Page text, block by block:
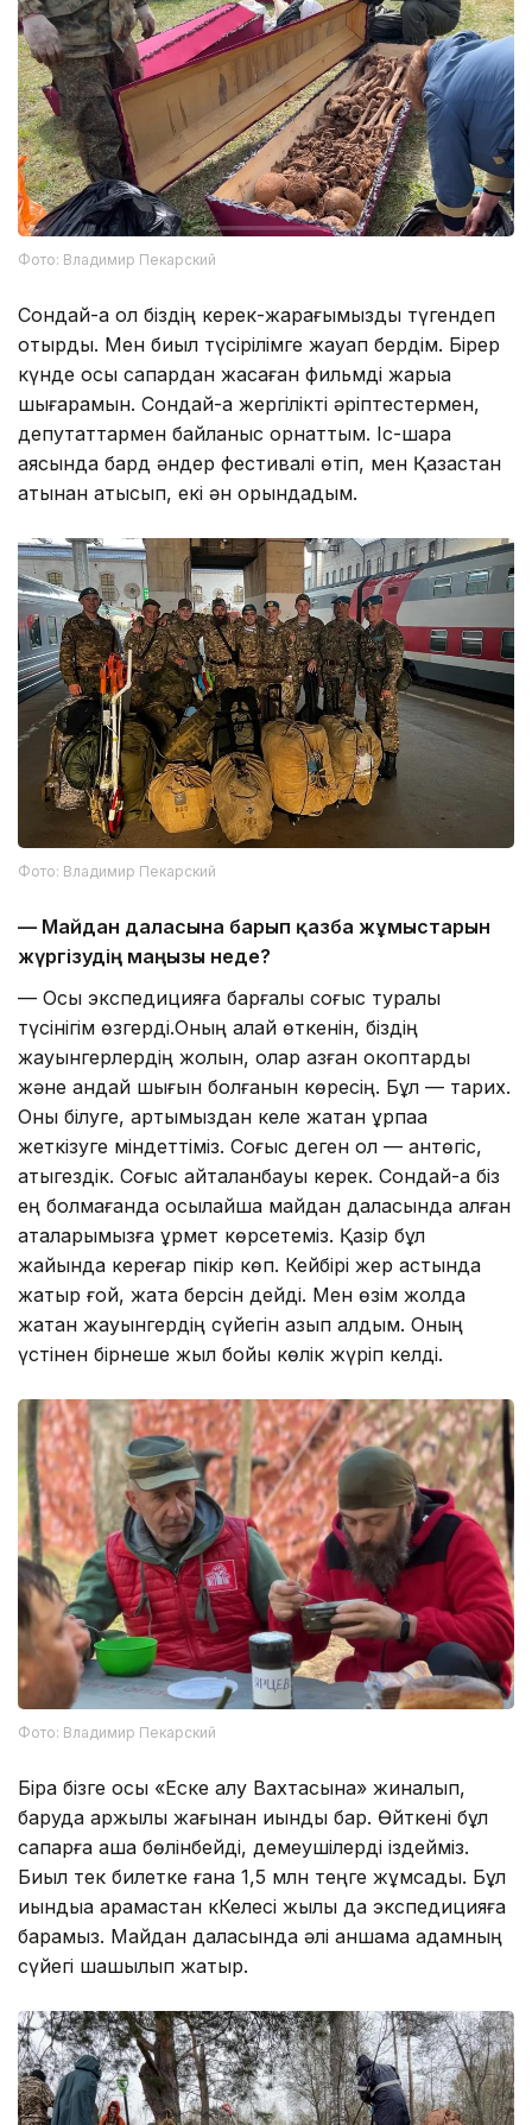
Фото: Владимир Пекарский
Сондай-ақ ол біздің керек-жарағымызды түгендеп
отырды. Мен биыл түсірілімге жауап бердім. Бірер
күнде осы сапардан жасаған фильмді жарыққа
шығарамын. Сондай-ақ жергілікті әріптестермен,
депутаттармен байланыс орнаттым. Іс-шара
аясында бард әндер фестивалі өтіп, мен Қазақстан
атынан қатысып, екі ән орындадым.
Фото: Владимир Пекарский
— Майдан даласына барып қазба жұмыстарын
жүргізудің маңызы неде?
— Осы экспедицияға барғалы соғыс туралы
түсінігім өзгерді.Оның қалай өткенін, біздің
жауынгерлердің жолын, олар қазған окоптарды
және қандай шығын болғанын көресің. Бұл — тарих.
Оны білуге, артымыздан келе жатқан ұрпаққа
жеткізуге міндеттіміз. Соғыс деген ол — қантөгіс,
қатыгездік. Соғыс қайталанбауы керек. Сондай-ақ біз
ең болмағанда осылайша майдан даласында қалған
аталарымызға құрмет көрсетеміз. Қазір бұл
жайында кереғар пікір көп. Кейбірі жер астында
жатыр ғой, жата берсін дейді. Мен өзім жолда
жатқан жауынгердің сүйегін қазып алдым. Оның
үстінен бірнеше жыл бойы көлік жүріп келді.
Фото: Владимир Пекарский
Бірақ бізге осы «Еске алу Вахтасына» жиналып,
баруда қаржылық жағынан қиындық бар. Өйткені бұл
сапарға ақша бөлінбейді, демеушілерді іздейміз.
Биыл тек билетке ғана 1,5 млн теңге жұмсадық. Бұл
қиындыққа қарамастан кКелесі жылы да экспедицияға
барамыз. Майдан даласында әлі қаншама адамның
сүйегі шашылып жатыр.